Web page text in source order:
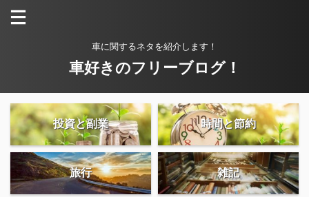
車に関するネタを紹介します！
車好きのフリーブログ！
投資と副業 時間と節約
旅行 雑記